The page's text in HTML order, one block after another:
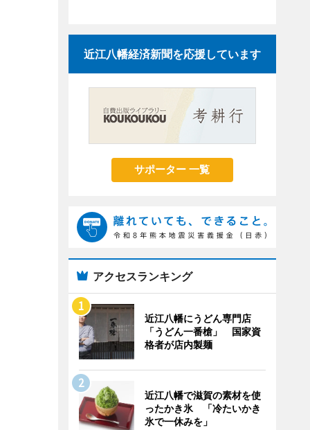
近江八幡経済新聞を応援しています
サポーター 一覧
アクセスランキング
近江八幡にうどん専門店
「うどん一番槍」 国家資
格者が店内製麺
近江八幡で滋賀の素材を使
ったかき氷 「冷たいかき
氷で一休みを」